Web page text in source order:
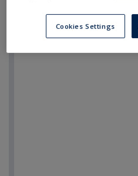
Cookies Settings